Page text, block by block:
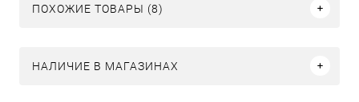
ПОХОЖИЕ ТОВАРЫ (8)
НАЛИЧИЕ В МАГАЗИНАХ